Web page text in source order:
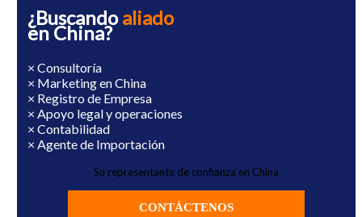
¿Buscandoaliado
en China?
× Consultoría
× Marketing en China
× Registro de Empresa
× Apoyo legal y operaciones
× Contabilidad
× Agente de Importación
Su representante de confianza en China
CONTÁCTENOS